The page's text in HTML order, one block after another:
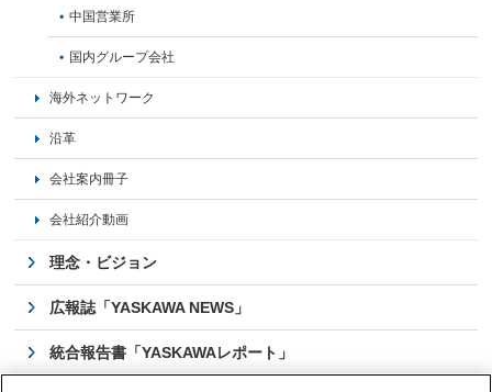
中国営業所
国内グループ会社
海外ネットワーク
沿革
会社案内冊子
会社紹介動画
理念・ビジョン
広報誌「YASKAWA NEWS」
統合報告書「YASKAWAレポート」